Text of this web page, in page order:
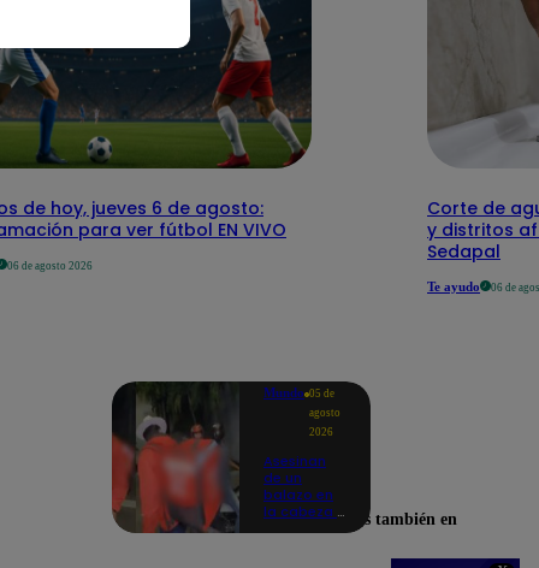
de hoy, jueves 6 de agosto:
para ver fútbol EN VIVO
06 de agosto 2026
Corte de
y distritos
Sedapal
Te ayudo 06 de
Mundo 05 de
agosto
2026
Asesinan
de un
balazo en
la cabeza a
Encuéntranos también en